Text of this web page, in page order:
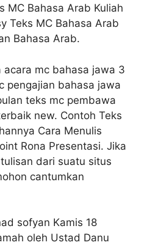
MC Bahasa Arab Kuliah
Teks MC Bahasa Arab
Bahasa Arab.
mc bahasa jawa 3
pengajian bahasa jawa
teks mc pembawa
new. Contoh Teks
Cara Menulis
Rona Presentasi. Jika
dari suatu situs
cantumkan
sofyan Kamis 18
oleh Ustad Danu